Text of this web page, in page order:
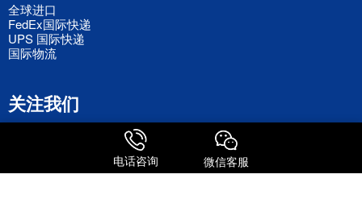
全球进口
FedEx国际快递
UPS 国际快递
国际物流
关注我们
电话咨询 微信客服